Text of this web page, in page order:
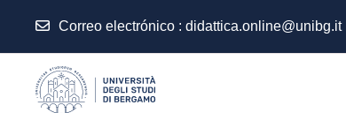
Correo electrónico : didattica.online@unibg.it